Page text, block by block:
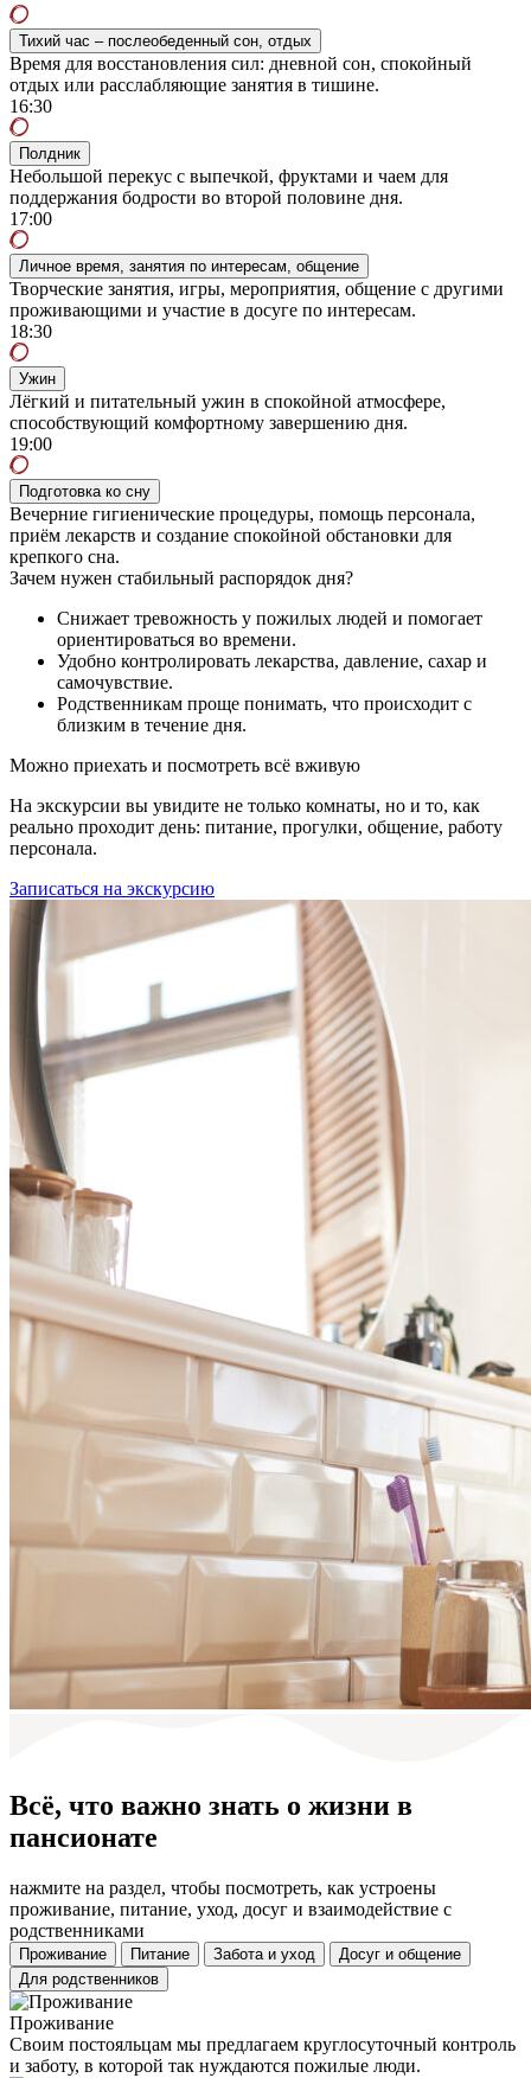
Тихий час – послеобеденный сон, отдых
Время для восстановления сил: дневной сон, спокойный
отдых или расслабляющие занятия в тишине.
16:30
Полдник
Небольшой перекус с выпечкой, фруктами и чаем для
поддержания бодрости во второй половине дня.
17:00
Личное время, занятия по интересам, общение
Творческие занятия, игры, мероприятия, общение с другими
проживающими и участие в досуге по интересам.
18:30
Ужин
Лёгкий и питательный ужин в спокойной атмосфере,
способствующий комфортному завершению дня.
19:00
Подготовка ко сну
Вечерние гигиенические процедуры, помощь персонала,
приём лекарств и создание спокойной обстановки для
крепкого сна.
Зачем нужен стабильный распорядок дня?
Снижает тревожность у пожилых людей и помогает
ориентироваться во времени.
Удобно контролировать лекарства, давление, сахар и
самочувствие.
Родственникам проще понимать, что происходит с
близким в течение дня.
Можно приехать и посмотреть всё вживую
На экскурсии вы увидите не только комнаты, но и то, как
реально проходит день: питание, прогулки, общение, работу
персонала.
Записаться на экскурсию
Всё, что важно знать о жизни в
пансионате
нажмите на раздел, чтобы посмотреть, как устроены
проживание, питание, уход, досуг и взаимодействие с
родственниками
Проживание Питание Забота и уход
Досуг и общение
Для родственников
Проживание
Своим постояльцам мы предлагаем круглосуточный контроль
и заботу, в которой так нуждаются пожилые люди.